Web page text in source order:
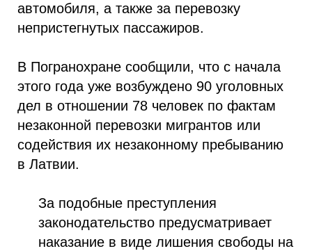
автомобиля, а также за перевозку
непристегнутых пассажиров.
В Погранохране сообщили, что с начала
этого года уже возбуждено 90 уголовных
дел в отношении 78 человек по фактам
незаконной перевозки мигрантов или
содействия их незаконному пребыванию
в Латвии.
За подобные преступления
законодательство предусматривает
наказание в виде лишения свободы на